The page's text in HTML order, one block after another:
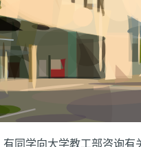
同学向大学教工部咨询有